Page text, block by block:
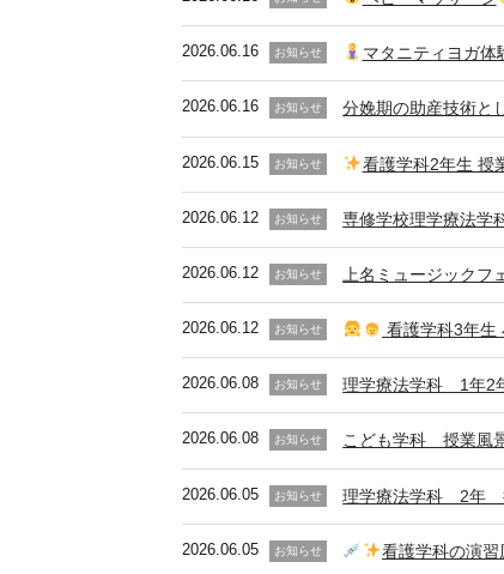
2026.06.16 お知らせ マタニティヨガ体
2026.06.16 お知らせ 分娩期の助産技術と
2026.06.15 お知らせ 看護学科2年生 授
2026.06.12 お知らせ 専修学校理学療法
2026.06.12 お知らせ 上名ミュージックフ
2026.06.12 お知らせ 看護学科3年生
2026.06.08 お知らせ 理学療法学科 1年2
2026.06.08 お知らせ こども学科 授業風
2026.06.05 お知らせ 理学療法学科 2年
2026.06.05 お知らせ 看護学科の演習